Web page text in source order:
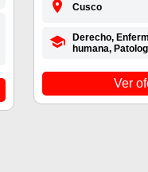
Cusco
Derecho,
humana,
Ver